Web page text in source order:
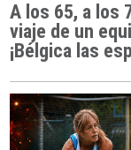
A los 65, a los
viaje de un
¡Bélgica las